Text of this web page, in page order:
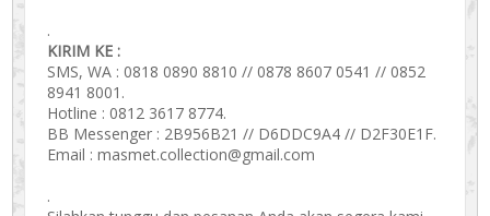
.
KIRIM KE :
SMS, WA : 0818 0890 8810 // 0878 8607 0541 // 0852
8941 8001.
Hotline : 0812 3617 8774.
BB Messenger : 2B956B21 // D6DDC9A4 // D2F30E1F.
Email : masmet.collection@gmail.com
.